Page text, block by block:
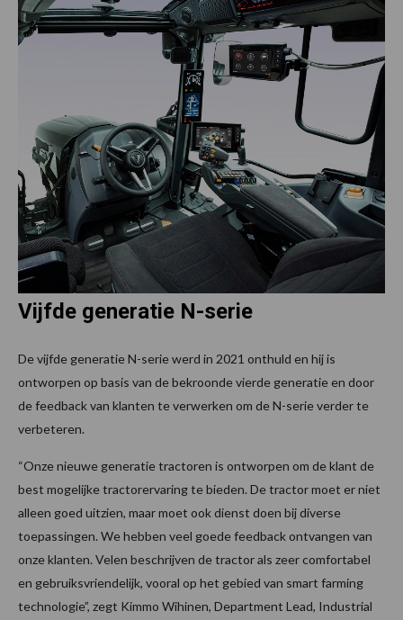
Vijfde generatie N-serie
De vijfde generatie N-serie werd in 2021 onthuld en hij is
ontworpen op basis van de bekroonde vierde generatie en door
de feedback van klanten te verwerken om de N-serie verder te
verbeteren.
“Onze nieuwe generatie tractoren is ontworpen om de klant de
best mogelijke tractorervaring te bieden. De tractor moet er niet
alleen goed uitzien, maar moet ook dienst doen bij diverse
toepassingen. We hebben veel goede feedback ontvangen van
onze klanten. Velen beschrijven de tractor als zeer comfortabel
en gebruiksvriendelijk, vooral op het gebied van smart farming
technologie”, zegt Kimmo Wihinen, Department Lead, Industrial